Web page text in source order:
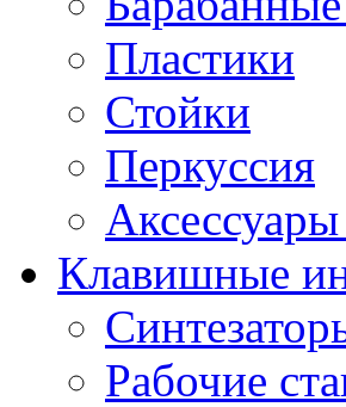
Пластики
Стойки
Перкуссия
Клавишные
Рабочие